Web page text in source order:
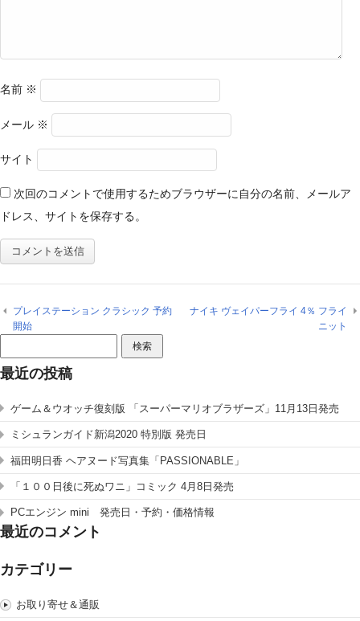
名前 ※
メール ※
サイト
次回のコメントで使用するためブラウザーに自分の名前、メールア
ドレス、サイトを保存する。
プレイステーション クラシック 予約
開始
ナイキ ヴェイパーフライ 4％ フライ
ニット
索:
最近の投稿
ゲーム＆ウオッチ復刻版 「スーパーマリオブラザーズ」11月13日発売
ミシュランガイド新潟2020 特別版 発売日
福田明日香 ヘアヌード写真集「PASSIONABLE」
「１００日後に死ぬワニ」コミック 4月8日発売
PCエンジン mini 発売日・予約・価格情報
最近のコメント
カテゴリー
お取り寄せ＆通販